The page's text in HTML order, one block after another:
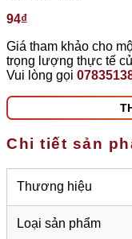
94₫
Giá tham khảo cho
trọng lượng thực tế
Vui lòng gọi
Chi tiết sản
Thương hiệu
Loại sản phẩm